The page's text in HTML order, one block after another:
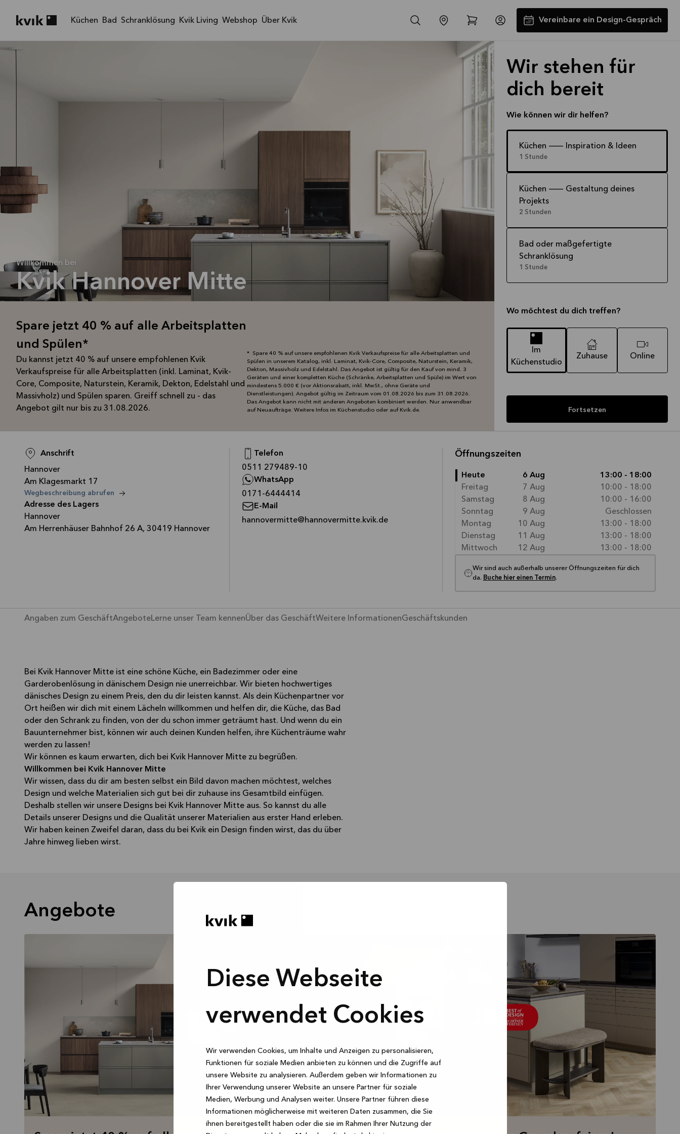
Diese Webseite
verwendet Cookies
Wir verwenden Cookies, um Inhalte und Anzeigen zu personalisieren,
Funktionen für soziale Medien anbieten zu können und die Zugriffe auf
unsere Website zu analysieren. Außerdem geben wir Informationen zu
Ihrer Verwendung unserer Website an unsere Partner für soziale
Medien, Werbung und Analysen weiter. Unsere Partner führen diese
Informationen möglicherweise mit weiteren Daten zusammen, die Sie
ihnen bereitgestellt haben oder die sie im Rahmen Ihrer Nutzung der
Küchen Bad Schranklösung Kvik Living Webshop Über Kvik Vereinbare ein Design-Gespräch
Spare jetzt 40 % auf alle
Arbeitsplatten und Spülen*
Angebot gültig bis2026-08-31
Mehr lesen
Willkommen bei
Kvik Hannover Mitte
Spare jetzt 40 % auf alle Arbeitsplatten
und Spülen*
Du kannst jetzt 40 % auf unsere empfohlenen Kvik
Verkaufspreise für alle Arbeitsplatten (inkl. Laminat, Kvik-
Core, Composite, Naturstein, Keramik, Dekton, Edelstahl und
Massivholz) und Spülen sparen. Greiff schnell zu - das
Angebot gilt nur bis zu 31.08.2026.
* Spare 40 % auf unsere empfohlenen Kvik Verkaufspreise für alle Arbeitsplatten und
Spülen in unserem Katalog, inkl. Laminat, Kvik-Core, Composite, Naturstein, Keramik,
Dekton, Massivholz und Edelstahl. Das Angebot ist gültig für den Kauf von mind. 3
Geräten und einer kompletten Küche (Schränke, Arbeitsplatten und Spüle) im Wert von
mindestens 5.000 € (vor Aktionsrabatt, inkl. MwSt., ohne Geräte und
Dienstleistungen). Angebot gültig im Zeitraum vom 01.08.2026 bis zum 31.08.2026.
Das Angebot kann nicht mit anderen Angeboten kombiniert werden. Nur anwendbar
auf Neuaufträge. Weitere Infos im Küchenstudio oder auf Kvik.de.
Wir stehen für
dich bereit
Wie können wir dir helfen?
Küchen -- Inspiration & Ideen
1 Stunde
Küchen -- Gestaltung deines
Projekts
2 Stunden
Bad oder maßgefertigte
Schranklösung
1 Stunde
Wo möchtest du dich treffen?
Im
Küchenstudio
Zuhause Online
Fortsetzen
Anschrift
Hannover
Am Klagesmarkt 17
—Wegbeschreibung abrufen
Adresse des Lagers
Hannover
Am Herrenhäuser Bahnhof 26 A, 30419 Hannover
Telefon
0511 279489-10
WhatsApp
0171-6444414
E-Mail
hannovermitte@hannovermitte.kvik.de
Öffnungszeiten
Heute 6 Aug
13:00 - 18:00
Freitag
7 Aug
10:00 - 18:00
Samstag
8 Aug
10:00 - 16:00
Sonntag
9 Aug
Geschlossen
Montag
10 Aug
13:00 - 18:00
Dienstag
11 Aug
13:00 - 18:00
Mittwoch
12 Aug 13:00 - 18:00
Wir sind auch außerhalb unserer Öffnungszeiten für dich
da. Buche hier einen Termin.
Angaben zum GeschäftAngeboteLerne unser Team kennenÜber das GeschäftWeitere InformationenGeschäftskunden
Bei Kvik Hannover Mitte ist eine schöne Küche, ein Badezimmer oder eine
Garderobenlösung in dänischem Design nie unerreichbar. Wir bieten hochwertiges
dänisches Design zu einem Preis, den du dir leisten kannst. Als dein Küchenpartner vor
Ort heißen wir dich mit einem Lächeln willkommen und helfen dir, die Küche, das Bad
oder den Schrank zu finden, von der du schon immer geträumt hast. Und wenn du ein
Bauunternehmer bist, können wir auch deinen Kunden helfen, ihre Küchenträume wahr
werden zu lassen!
Wir können es kaum erwarten, dich bei Kvik Hannover Mitte zu begrüßen.
Willkommen bei Kvik Hannover Mitte
Wir wissen, dass du dir am besten selbst ein Bild davon machen möchtest, welches
Design und welche Materialien sich gut bei dir zuhause ins Gesamtbild einfügen.
Deshalb stellen wir unsere Designs bei Kvik Hannover Mitte aus. So kannst du alle
Details unserer Designs und die Qualität unserer Materialien aus erster Hand erleben.
Wir haben keinen Zweifel daran, dass du bei Kvik ein Design finden wirst, das du über
Jahre hinweg lieben wirst.
Angebote